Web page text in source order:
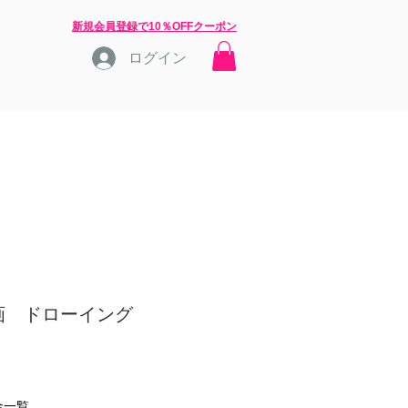
​新規会員登録で10％OFFクーポン
ログイン
ドローイング